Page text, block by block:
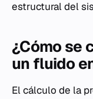
estructural del
¿Cómo se
un fluido
El cálculo de la